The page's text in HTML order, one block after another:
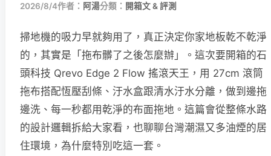
2026/8/4作者： 阿湯分類： 開箱文 & 評測
掃地機的吸力早就夠用了，真正決定你家地板乾不乾淨
的，其實是「拖布髒了之後怎麼辦」。這次要開箱的石
頭科技 Qrevo Edge 2 Flow 搖滾天王，用 27cm 滾筒
拖布搭配恆壓刮條、汙水盒跟清水汙水分離，做到邊拖
邊洗、每一秒都用乾淨的布面拖地。這篇會從整條水路
的設計邏輯拆給大家看，也聊聊台灣潮濕又多油煙的居
住環境，為什麼特別吃這一套。